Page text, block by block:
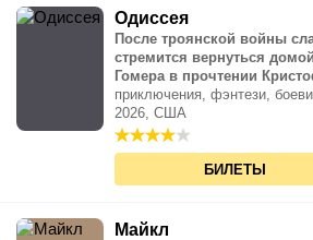
Одиссея
После троянской войны
стремится вернуться
Гомера в прочтении
приключения, фэнтези,
2026, США
БИЛЕТЫ
Майкл